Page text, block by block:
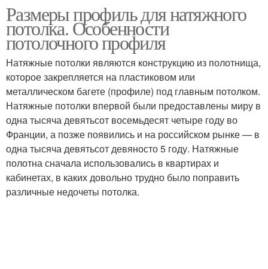
Алюминиевый профиль
Размеры профиль для натяжного
потолка. Особенности
потолочного профиля
Натяжные потолки являются конструкцию из полотнища,
которое закрепляется на пластиковом или
металлическом багете (профиле) под главным потолком.
Натяжные потолки впервой были предоставлены миру в
одна тысяча девятьсот восемьдесят четыре году во
Франции, а позже появились и на российском рынке — в
одна тысяча девятьсот девяносто 5 году. Натяжные
полотна сначала использовались в квартирах и
кабинетах, в каких довольно трудно было поправить
различные недочеты потолка.